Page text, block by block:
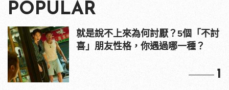
POPULAR
就是說不上來為何討厭？5個「不討
喜」朋友性格，你遇過哪一種？
1